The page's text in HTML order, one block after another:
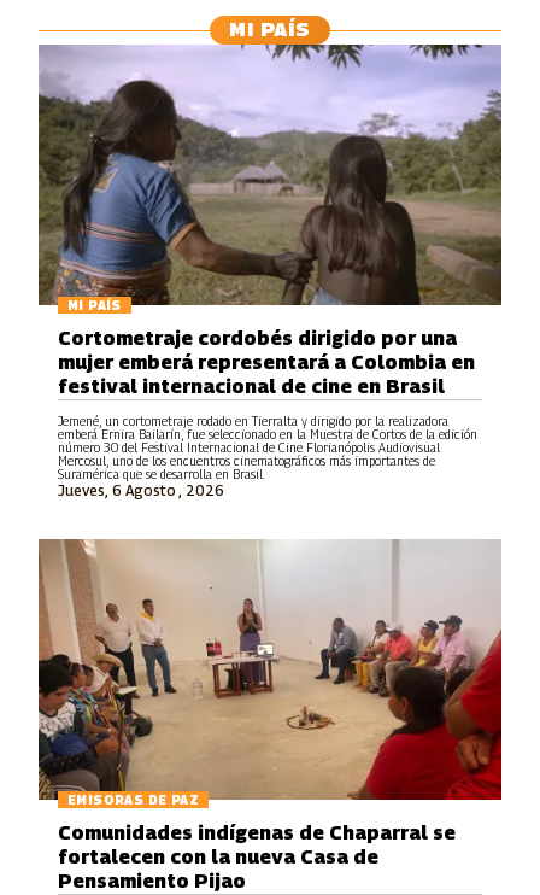
MI PAÍS
MI PAÍS
Jemené, un cortometraje rodado en Tierralta y dirigido por la realizadora
emberá Ernira Bailarín, fue seleccionado en la Muestra de Cortos de la edición
número 30 del Festival Internacional de Cine Florianópolis Audiovisual
Mercosul, uno de los encuentros cinematográficos más importantes de
Suramérica que se desarrolla en Brasil.
Jueves, 6 Agosto , 2026
Cortometraje cordobés dirigido por una
mujer emberá representará a Colombia en
festival internacional de cine en Brasil
EMISORAS DE PAZ
Comunidades indígenas de Chaparral se
fortalecen con la nueva Casa de
Pensamiento Pijao